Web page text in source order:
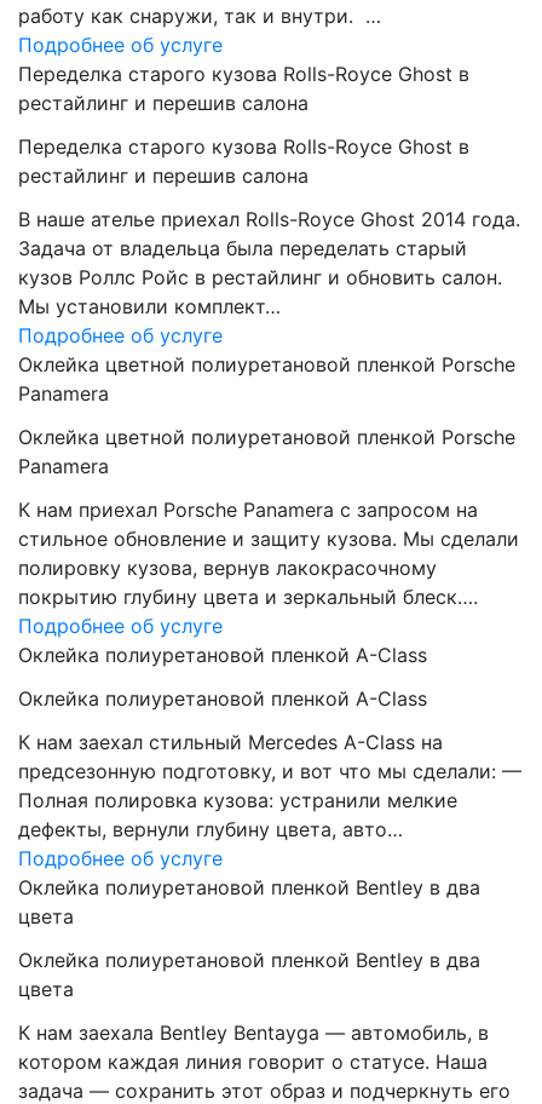
работу как снаружи, так и внутри. …
Подробнее об услуге
Переделка старого кузова Rolls-Royce Ghost в
рестайлинг и перешив салона
Переделка старого кузова Rolls-Royce Ghost в
рестайлинг и перешив салона
В наше ателье приехал Rolls-Royce Ghost 2014 года.
Задача от владельца была переделать старый
кузов Роллс Ройс в рестайлинг и обновить салон.
Мы установили комплект…
Подробнее об услуге
Оклейка цветной полиуретановой пленкой Porsche
Panamera
Оклейка цветной полиуретановой пленкой Porsche
Panamera
К нам приехал Porsche Panamera с запросом на
стильное обновление и защиту кузова. Мы сделали
полировку кузова, вернув лакокрасочному
покрытию глубину цвета и зеркальный блеск….
Подробнее об услуге
Оклейка полиуретановой пленкой A-Class
Оклейка полиуретановой пленкой A-Class
К нам заехал стильный Mercedes A-Class на
предсезонную подготовку, и вот что мы сделали: —
Полная полировка кузова: устранили мелкие
дефекты, вернули глубину цвета, авто…
Подробнее об услуге
Оклейка полиуретановой пленкой Bentley в два
цвета
Оклейка полиуретановой пленкой Bentley в два
цвета
К нам заехала Bentley Bentayga — автомобиль, в
котором каждая линия говорит о статусе. Наша
задача — сохранить этот образ и подчеркнуть его